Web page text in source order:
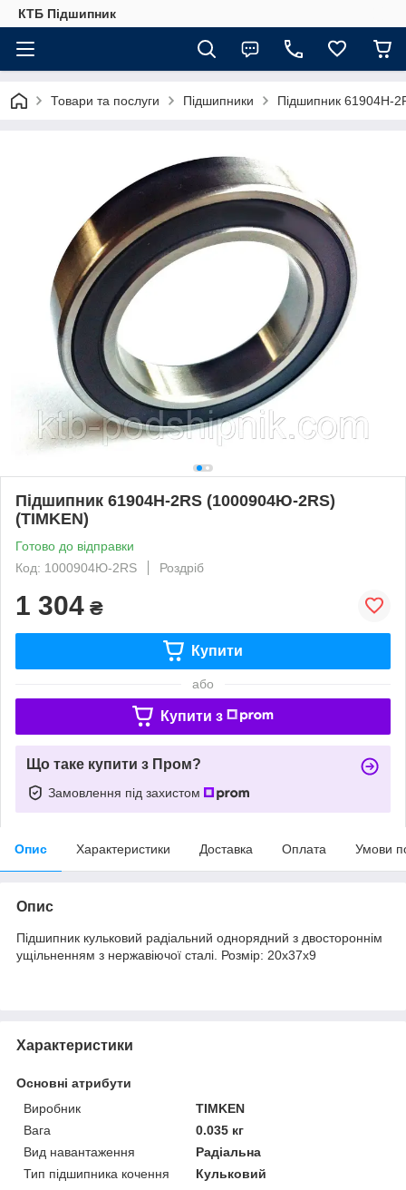
КТБ Підшипник
Товари та послуги Підшипники Підшипник 61904H-
Підшипник 61904H-2RS (1000904Ю-2RS)
(TIMKEN)
Готово до відправки
Код: 1000904Ю-2RS
Роздріб
1 304 ₴
Купити
або
Купити з
Що таке купити з Пром?
Замовлення під захистом
Опис Характеристики Доставка Оплата Умови
Опис
Підшипник кульковий радіальний однорядний з двостороннім
ущільненням з нержавіючої сталі. Розмір: 20х37х9
Характеристики
Основні атрибути
Виробник
TIMKEN
Вага
0.035 кг
Вид навантаження
Радіальна
Тип підшипника кочення
Кульковий